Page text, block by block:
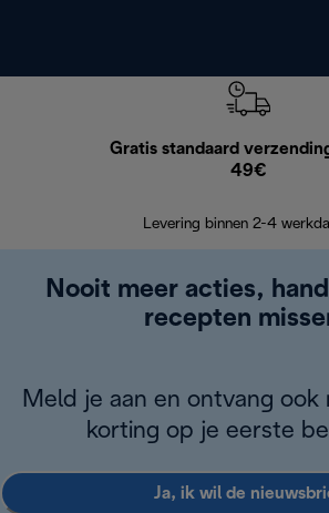
Gratis standaard
49€
Levering binnen 2-4
Nooit meer acties,
recepten
Meld je aan en ontvang ook
korting op je eerste
Ja, ik wil de